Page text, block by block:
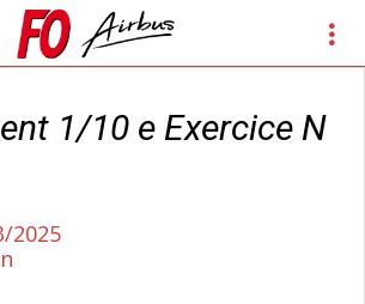
1/10 e Exercice N
2025